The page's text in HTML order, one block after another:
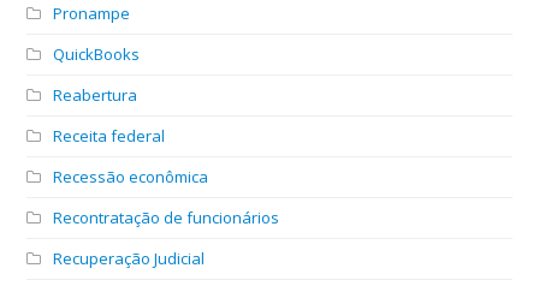
Pronampe
QuickBooks
Reabertura
Receita federal
Recessão econômica
Recontratação de funcionários
Recuperação Judicial